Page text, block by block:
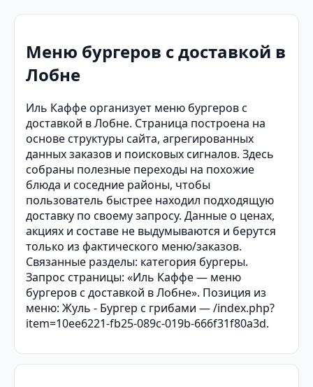
Меню бургеров с доставкой в
Лобне
Иль Каффе организует меню бургеров с
доставкой в Лобне. Страница построена на
основе структуры сайта, агрегированных
данных заказов и поисковых сигналов. Здесь
собраны полезные переходы на похожие
блюда и соседние районы, чтобы
пользователь быстрее находил подходящую
доставку по своему запросу. Данные о ценах,
акциях и составе не выдумываются и берутся
только из фактического меню/заказов.
Связанные разделы: категория бургеры.
Запрос страницы: «Иль Каффе — меню
бургеров с доставкой в Лобне». Позиция из
меню: Жуль - Бургер с грибами — /index.php?
item=10ee6221-fb25-089c-019b-666f31f80a3d.